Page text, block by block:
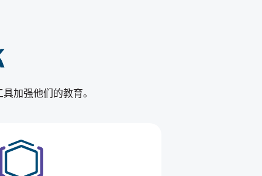
加强他们的教育。